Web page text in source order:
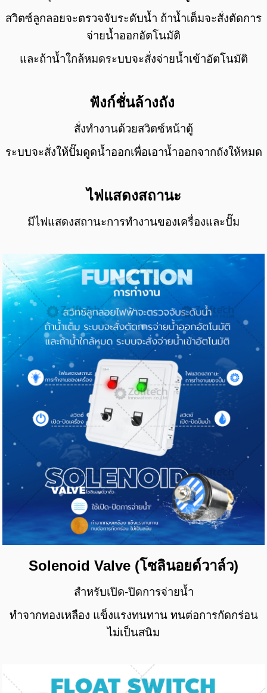
สวิตซ์ลูกลอยจะตรวจจับระดับน้ำ ถ้าน้ำเต็มจะสั่งตัดการ
จ่ายน้ำออกอัตโนมัติ
และถ้าน้ำใกล้หมดระบบจะสั่งจ่ายน้ำเข้าอัตโนมัติ
ฟังก์ชั่นล้างถัง
สั่งทำงานด้วยสวิตซ์หน้าตู้
ระบบจะสั่งให้ปั๊มดูดน้ำออกเพื่อเอาน้ำออกจากถังให้หมด
ไฟแสดงสถานะ
มีไฟแสดงสถานะการทำงานของเครื่องและปั๊ม
Solenoid Valve (โซลินอยด์วาล์ว)
สำหรับเปิด-ปิดการจ่ายน้ำ
ทำจากทองเหลือง แข็งแรงทนทาน ทนต่อการกัดกร่อน
ไม่เป็นสนิม